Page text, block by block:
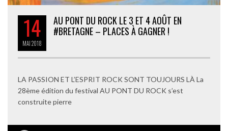
14
MAI2018
AU PONT DU ROCK LE 3 ET 4 AOÛT EN
#BRETAGNE – PLACES À GAGNER !
LA PASSION ET L’ESPRIT ROCK SONT TOUJOURS LÀ La
28ème édition du festival AU PONT DU ROCK s’est
construite pierre